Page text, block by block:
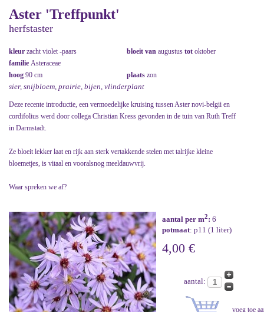
Aster 'Treffpunkt'
herfstaster
kleur zacht violet -paars bloeit van augustus tot oktober
familie Asteraceae
hoog 90 cm plaats zon
sier, snijbloem, prairie, bijen, vlinderplant
Deze recente introductie, een vermoedelijke kruising tussen Aster novi-belgii en
cordifolius werd door collega Christian Kress gevonden in de tuin van Ruth Treff
in Darmstadt.
Ze bloeit lekker laat en rijk aan sterk vertakkende stelen met talrijke kleine
bloemetjes, is vitaal en vooralsnog meeldauwvrij.
Waar spreken we af?
aantal per m2: 6
potmaat: p11 (1 liter)
4,00 €
aantal: